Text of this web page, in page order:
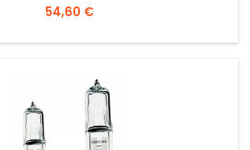
Prezzo
54,60 €